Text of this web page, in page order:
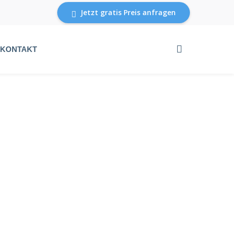
Jetzt gratis Preis anfragen
KONTAKT